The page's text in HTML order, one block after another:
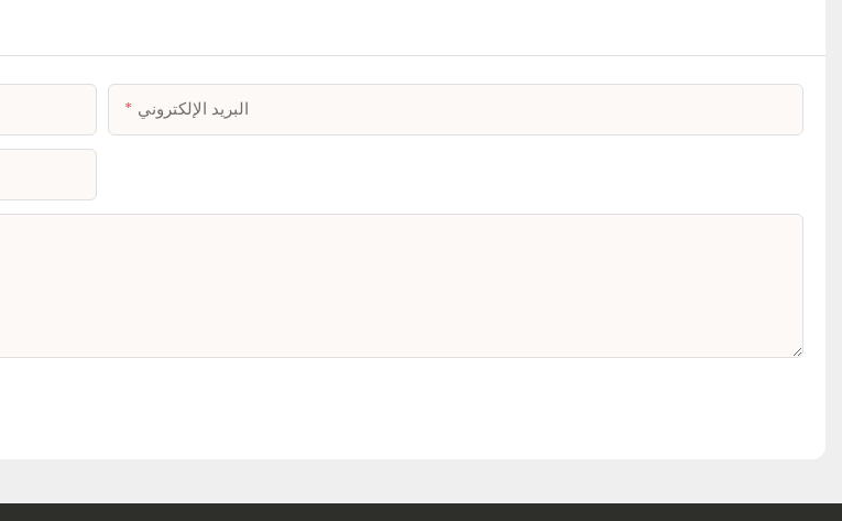
البريد الإلكتروني